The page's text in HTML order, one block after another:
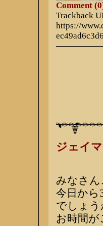
Comment
Trackback
https://
ジェイ
みなさ
今日から
でしょう
お時間